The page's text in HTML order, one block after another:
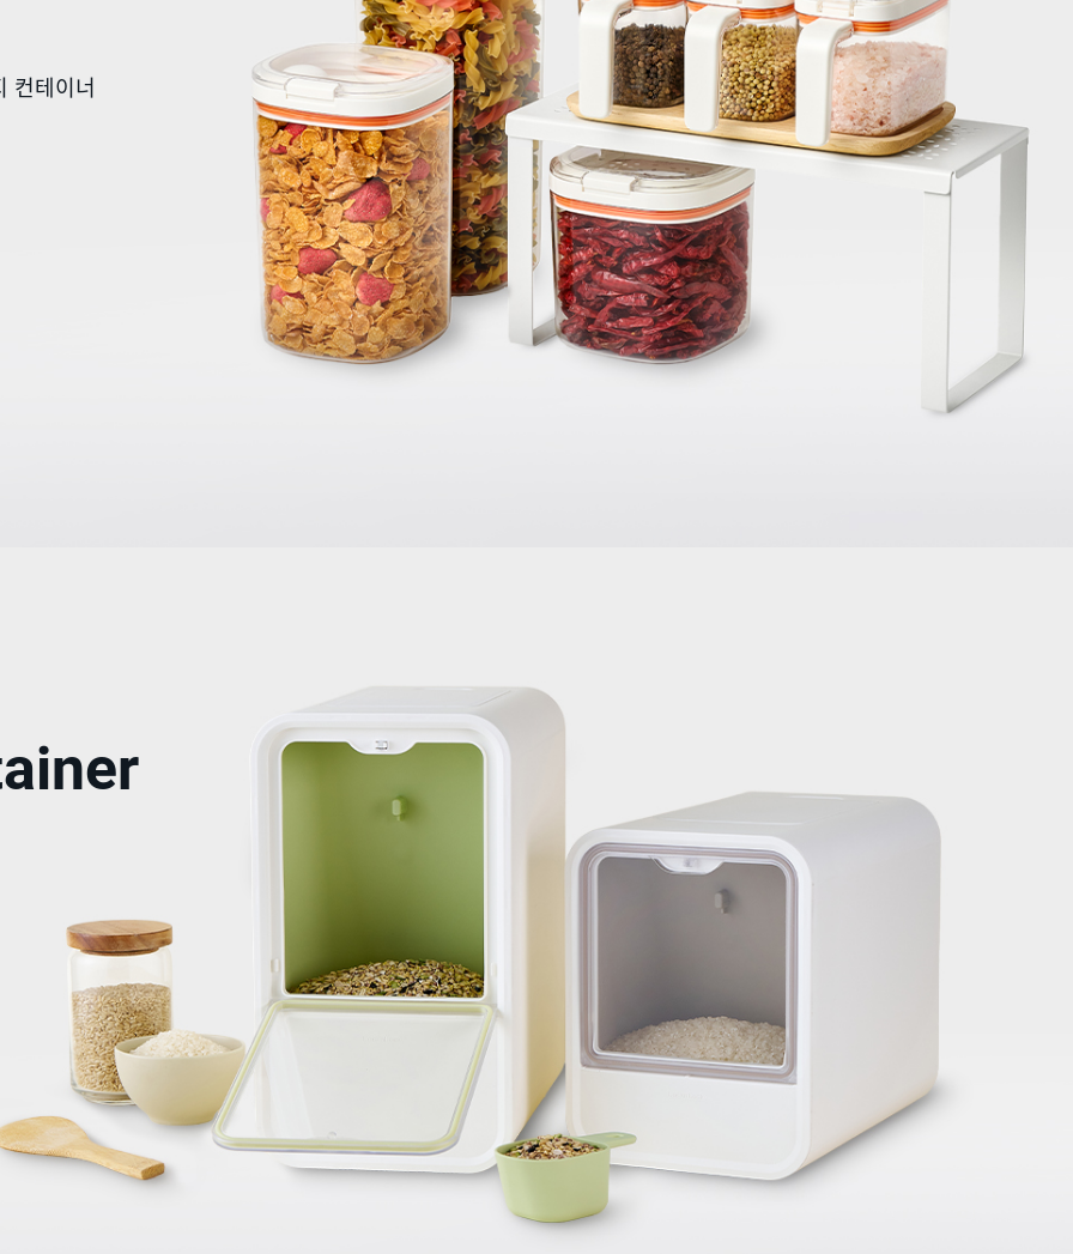
컨테이너